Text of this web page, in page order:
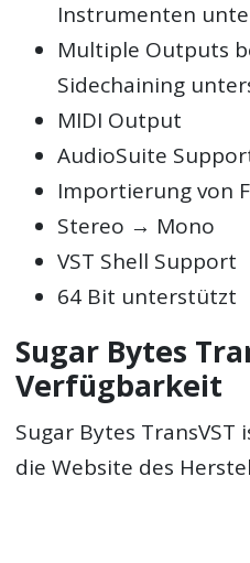
Instrumenten
Multiple Outputs
Sidechaining
MIDI Output
AudioSuite
Importierung von
Stereo → Mono
VST Shell Support
64 Bit unterstützt
Sugar Bytes
Verfügbarkeit
Sugar Bytes
die Website des